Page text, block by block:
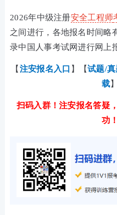
2026年中级注册安全工程师
之间进行，各地报名时间略
录中国人事考试网进行网上
【 注安报名入口 】【试题/真
载】
扫码入群！注安报名答疑
功！